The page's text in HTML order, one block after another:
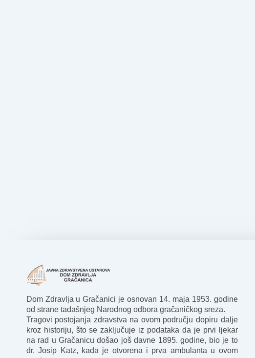
Dom Zdravlja u Gračanici je osnovan 14. maja 1953. godine
od strane tadašnjeg Narodnog odbora gračaničkog sreza.
Tragovi postojanja zdravstva na ovom području dopiru dalje
kroz historiju, što se zaključuje iz podataka da je prvi ljekar
na rad u Gračanicu došao još davne 1895. godine, bio je to
dr. Josip Katz, kada je otvorena i prva ambulanta u ovom